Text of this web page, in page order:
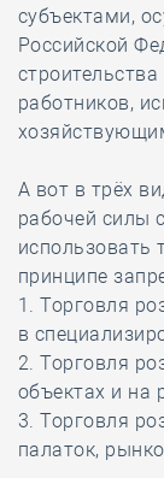
субъектами,
Российской
работников,
А вот в трёх
рабочей силы
использовать
принципе
1. Торговля
в
2. Торговля
объектах и на
3. Торговля
палаток,